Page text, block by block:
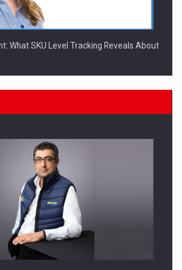
What SKU Level Tracking Reveals About
care nu se supun noilor